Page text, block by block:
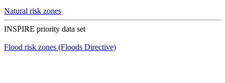
Natural risk zones
INSPIRE priority data set
Flood risk zones (Floods Directive)